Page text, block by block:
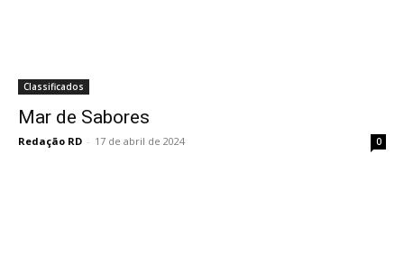
Classificados
Mar de Sabores
Redação RD - 17 de abril de 2024 0